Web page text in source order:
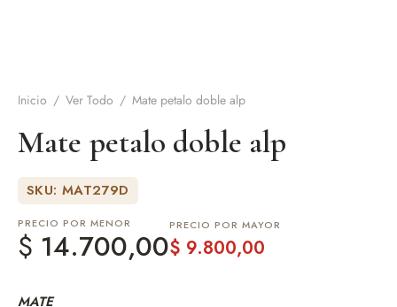
Inicio / Ver Todo / Mate petalo doble alp
Mate petalo doble alp
SKU: MAT279D
PRECIO POR MENOR
$ 14.700,00
PRECIO POR MAYOR
$ 9.800,00
MATE
y accesorios